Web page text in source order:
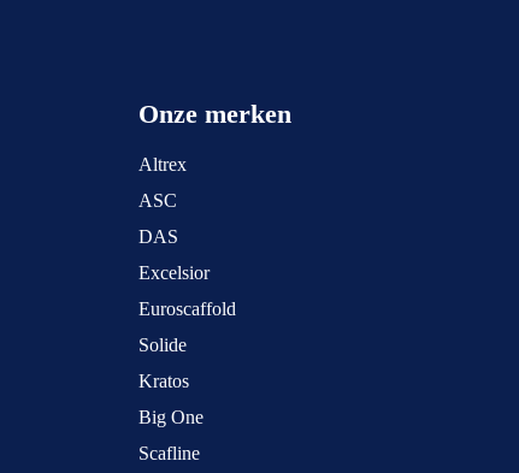
Onze merken
Altrex
ASC
DAS
Excelsior
Euroscaffold
Solide
Kratos
Big One
Scafline